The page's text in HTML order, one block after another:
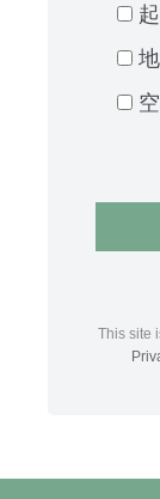
This site